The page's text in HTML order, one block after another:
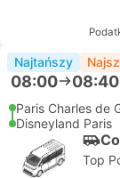
Najtańszy
08:00 08:40
Paris Charles de
Disneyland Paris
Top